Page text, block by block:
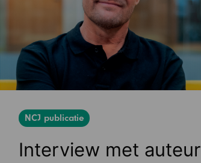
NCJ publicatie
Interview met auteur